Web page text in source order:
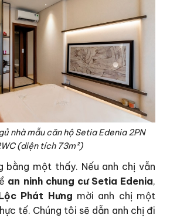
nhà mẫu căn hộ Setia Edenia 2PN
(diện tích 73m²)
bằng một thấy. Nếu anh chị vẫn
an ninh chung cư Setia Edenia,
Phát Hưng mời anh chị một
tế. Chúng tôi sẽ dẫn anh chị đi